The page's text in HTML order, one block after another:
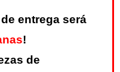
entrega será
!
de